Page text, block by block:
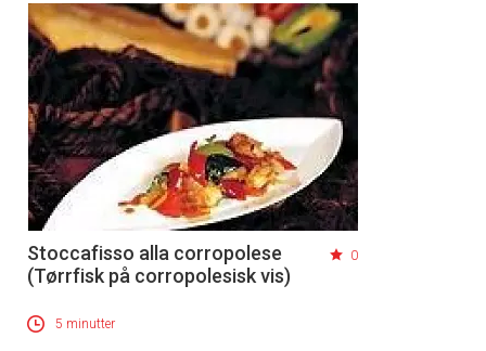
Stoccafisso alla corropolese
(Tørrfisk på corropolesisk vis)
0
5 minutter